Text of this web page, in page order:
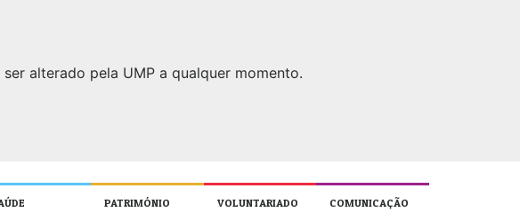
alterado pela UMP a qualquer momento.
PATRIMÓNIO
VOLUNTARIADO
COMUNICAÇÃO